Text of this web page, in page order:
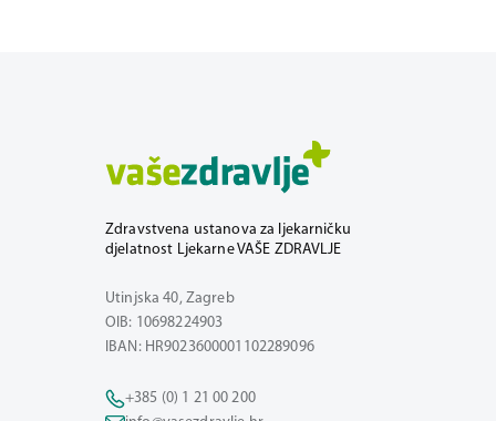
Zdravstvena ustanova za ljekarničku
djelatnost Ljekarne VAŠE ZDRAVLJE
Utinjska 40, Zagreb
OIB: 10698224903
IBAN: HR9023600001102289096
+385 (0) 1 21 00 200